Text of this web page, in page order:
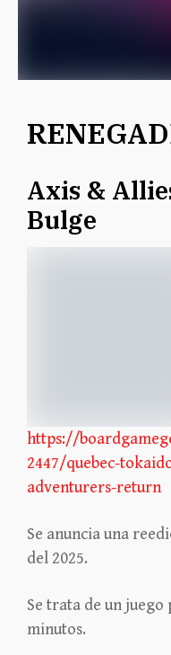
Axis &
Bulge
https://
2447/quebec-
adventurers-return
Se anuncia una
del 2025.
Se trata de un juego
minutos.